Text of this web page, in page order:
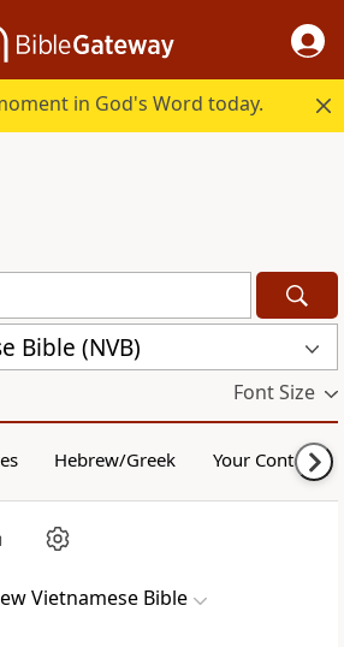
in God's Word today.
Bible (NVB)
Font Size
Hebrew/Greek Your Content
Vietnamese Bible